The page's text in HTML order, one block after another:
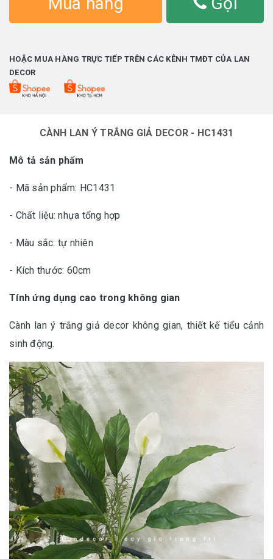
HOẶC MUA HÀNG TRỰC TIẾP TRÊN CÁC KÊNH TMĐT CỦA LAN
DECOR
CÀNH LAN Ý TRẮNG GIẢ DECOR - HC1431
Mô tả sản phẩm
- Mã sản phẩm: HC1431
- Chất liệu: nhựa tổng hợp
- Màu sắc: tự nhiên
- Kích thước: 60cm
Tính ứng dụng cao trong không gian
Cành lan ý trắng giả decor không gian, thiết kế tiểu cảnh
sinh động.